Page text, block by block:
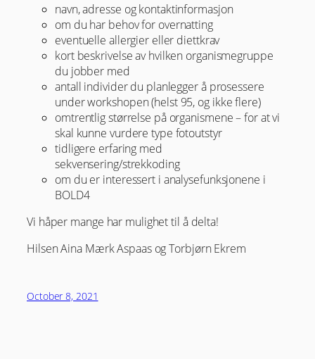
navn, adresse og kontaktinformasjon
om du har behov for overnatting
eventuelle allergier eller diettkrav
kort beskrivelse av hvilken organismegruppe
du jobber med
antall individer du planlegger å prosessere
under workshopen (helst 95, og ikke flere)
omtrentlig størrelse på organismene – for at vi
skal kunne vurdere type fotoutstyr
tidligere erfaring med
sekvensering/strekkoding
om du er interessert i analysefunksjonene i
BOLD4
Vi håper mange har mulighet til å delta!
Hilsen Aina Mærk Aspaas og Torbjørn Ekrem
October 8, 2021